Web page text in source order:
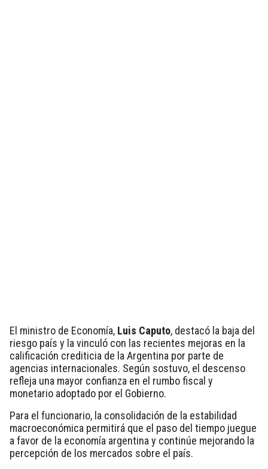
El ministro de Economía, Luis Caputo, destacó la baja del
riesgo país y la vinculó con las recientes mejoras en la
calificación crediticia de la Argentina por parte de
agencias internacionales. Según sostuvo, el descenso
refleja una mayor confianza en el rumbo fiscal y
monetario adoptado por el Gobierno.
Para el funcionario, la consolidación de la estabilidad
macroeconómica permitirá que el paso del tiempo juegue
a favor de la economía argentina y continúe mejorando la
percepción de los mercados sobre el país.